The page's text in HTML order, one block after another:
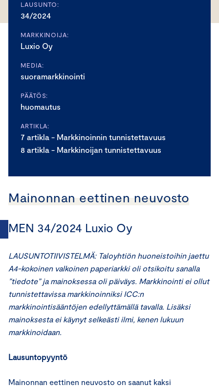
LAUSUNTO:
34/2024
MARKKINOIJA:
Luxio Oy
MEDIA:
suoramarkkinointi
PÄÄTÖS:
huomautus
ARTIKLA:
7 artikla - Markkinoinnin tunnistettavuus
8 artikla - Markkinoijan tunnistettavuus
Mainonnan eettinen neuvosto
MEN 34/2024 Luxio Oy
LAUSUNTOTIIVISTELMÄ: Taloyhtiön huoneistoihin jaettu
A4-kokoinen valkoinen paperiarkki oli otsikoitu sanalla
”tiedote” ja mainoksessa oli päiväys. Markkinointi ei ollut
tunnistettavissa markkinoinniksi ICC:n
markkinointisääntöjen edellyttämällä tavalla. Lisäksi
mainoksesta ei käynyt selkeästi ilmi, kenen lukuun
markkinoidaan.
Lausuntopyyntö
Mainonnan eettinen neuvosto on saanut kaksi